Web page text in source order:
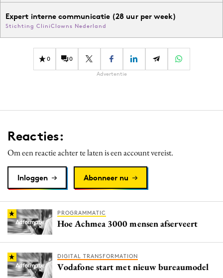
Expert interne communicatie (28 uur per week)
Stichting CliniClowns Nederland
0 0
Advertentie
Reacties:
Om een reactie achter te laten is een account vereist.
Inloggen Abonneer nu
PROGRAMMATIC
Hoe Achmea 3000 mensen afserveert
DIGITAL TRANSFORMATION
Vodafone start met nieuw bureaumodel